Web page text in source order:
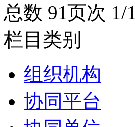
总数 91页次 1/1
栏目类别
组织机构
协同平台